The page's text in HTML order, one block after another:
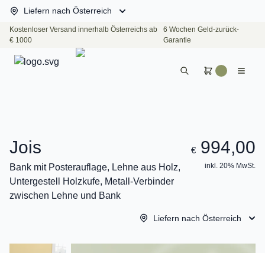
Liefern nach Österreich
Kostenloser Versand innerhalb Österreichs ab
€ 1000
6 Wochen Geld-zurück-
Garantie
Jois
Bank mit Posterauflage, Lehne aus Holz,
Untergestell Holzkufe, Metall-Verbinder
zwischen Lehne und Bank
€ 994,00
inkl. 20% MwSt.
Liefern nach Österreich